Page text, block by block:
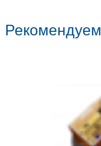
Рекомендуем